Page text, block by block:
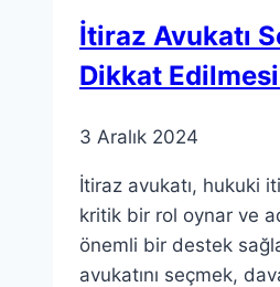
İtiraz Avukatı
Dikkat
3 Aralık 2024
İtiraz avukatı, hukuki
kritik bir rol oynar ve
önemli bir destek
avukatını seçmek,